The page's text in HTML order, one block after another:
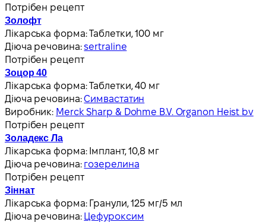
Потрібен рецепт
Золофт
Лікарська форма:Таблетки, 100 мг
Діюча речовина:sertraline
Потрібен рецепт
Зоцор 40
Лікарська форма:Таблетки, 40 мг
Діюча речовина:Симвастатин
Виробник: Merck Sharp & Dohme B.V. Organon Heist bv
Потрібен рецепт
Золадекс Ла
Лікарська форма: Імплант, 10,8 мг
Діюча речовина: гозерелина
Потрібен рецепт
Зіннат
Лікарська форма: Гранули, 125 мг/5 мл
Діюча речовина: Цефуроксим